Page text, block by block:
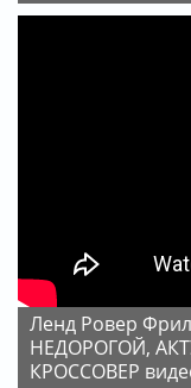
Ленд Ровер Фрилендер/Land Rover Freelander 1
НЕДОРОГОЙ,
КРОССОВЕР